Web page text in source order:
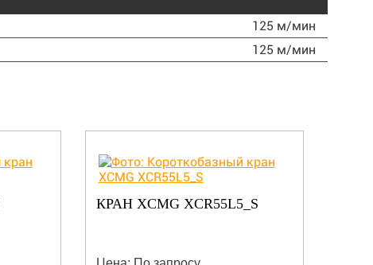
125 м/мин
125 м/мин
КРАН XCMG XCR55L5_S